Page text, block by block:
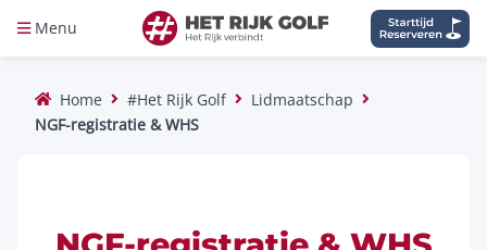
Menu
Home #Het Rijk Golf
Lidmaatschap
NGF-registratie & WHS